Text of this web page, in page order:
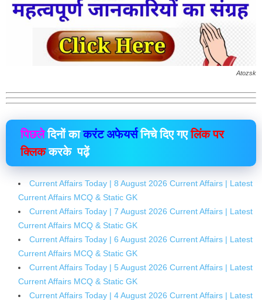
Atozsk
पिछलेदिनों काकरंट अफेयर्सनिचे दिए गएलिंक पर
क्लिककरके पढ़ें
Current Affairs Today | 8 August 2026 Current Affairs | Latest
Current Affairs MCQ & Static GK
Current Affairs Today | 7 August 2026 Current Affairs | Latest
Current Affairs MCQ & Static GK
Current Affairs Today | 6 August 2026 Current Affairs | Latest
Current Affairs MCQ & Static GK
Current Affairs Today | 5 August 2026 Current Affairs | Latest
Current Affairs MCQ & Static GK
Current Affairs Today | 4 August 2026 Current Affairs | Latest